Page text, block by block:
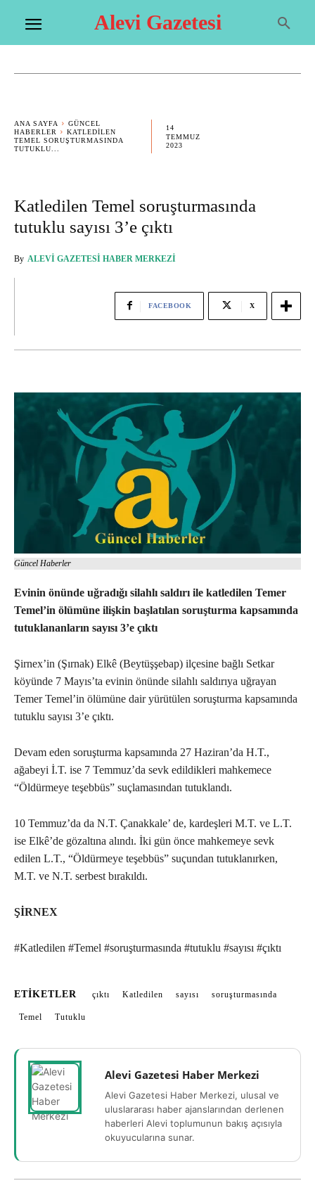
Alevi Gazetesi
ANA SAYFA
GÜNCEL
HABERLER
KATLEDILEN
TEMEL SORUŞTURMASINDA
TUTUKLU...
14
TEMMUZ
2023
Katledilen Temel soruşturmasında
tutuklu sayısı 3’e çıktı
By ALEVI GAZETESI HABER MERKEZI
FACEBOOK X
Güncel Haberler
Evinin önünde uğradığı silahlı saldırı ile katledilen Temer
Temel’in ölümüne ilişkin başlatılan soruşturma kapsamında
tutuklananların sayısı 3’e çıktı
Şirnex’in (Şırnak) Elkê (Beytüşşebap) ilçesine bağlı Setkar
köyünde 7 Mayıs’ta evinin önünde silahlı saldırıya uğrayan
Temer Temel’in ölümüne dair yürütülen soruşturma kapsamında
tutuklu sayısı 3’e çıktı.
Devam eden soruşturma kapsamında 27 Haziran’da H.T.,
ağabeyi İ.T. ise 7 Temmuz’da sevk edildikleri mahkemece
“Öldürmeye teşebbüs” suçlamasından tutuklandı.
10 Temmuz’da da N.T. Çanakkale’ de, kardeşleri M.T. ve L.T.
ise Elkê’de gözaltına alındı. İki gün önce mahkemeye sevk
edilen L.T., “Öldürmeye teşebbüs” suçundan tutuklanırken,
M.T. ve N.T. serbest bırakıldı.
ŞİRNEX
#Katledilen #Temel #soruşturmasında #tutuklu #sayısı #çıktı
ETIKETLER çıktı Katledilen sayısı soruşturmasında
Temel Tutuklu
Alevi Gazetesi Haber Merkezi
Alevi Gazetesi Haber Merkezi, ulusal ve
uluslararası haber ajanslarından derlenen
haberleri Alevi toplumunun bakış açısıyla
okuyucularına sunar.